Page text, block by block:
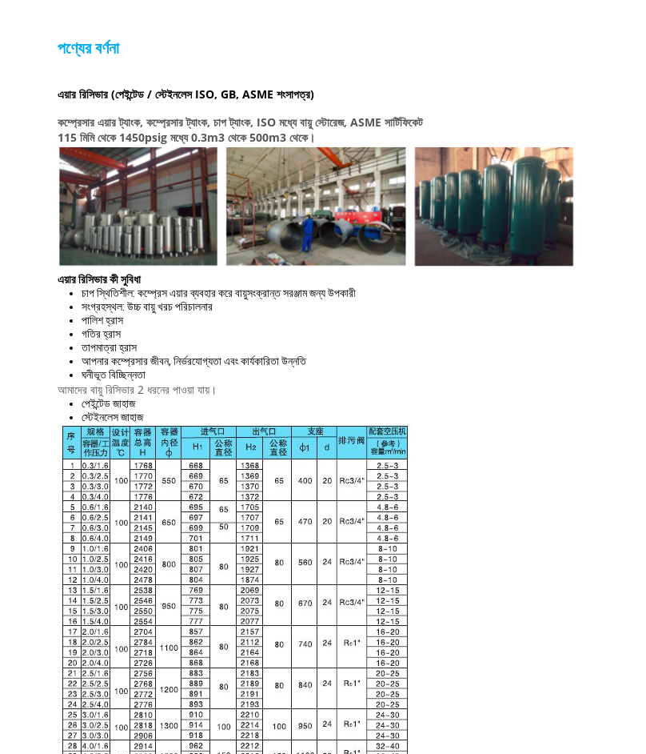
পণ্যের বর্ণনা
এয়ার রিসিভার (পেইন্টেড / স্টেইনলেস ISO, GB, ASME শংসাপত্র)
কম্প্রেসার এয়ার ট্যাংক, কম্প্রেসার ট্যাংক, চাপ ট্যাংক, ISO মধ্যে বায়ু স্টোরেজ, ASME সার্টিফিকেট
115 মিমি থেকে 1450psig মধ্যে 0.3m3 থেকে 500m3 থেকে।
এয়ার রিসিভার কী সুবিধা
চাপ স্থিতিশীল: কম্প্রেস এয়ার ব্যবহার করে বায়ুসংক্রান্ত সরঞ্জাম জন্য উপকারী
সংগ্রহস্থল: উচ্চ বায়ু খরচ পরিচালনার
পালিশ হ্রাস
গতির হ্রাস
তাপমাত্রা হ্রাস
আপনার কম্প্রেসার জীবন, নির্ভরযোগ্যতা এবং কার্যকারিতা উন্নতি
ঘনীভূত বিচ্ছিন্নতা
আমাদের বায়ু রিসিভার 2 ধরনের পাওয়া যায়।
পেইন্টেড জাহাজ
স্টেইনলেস জাহাজ